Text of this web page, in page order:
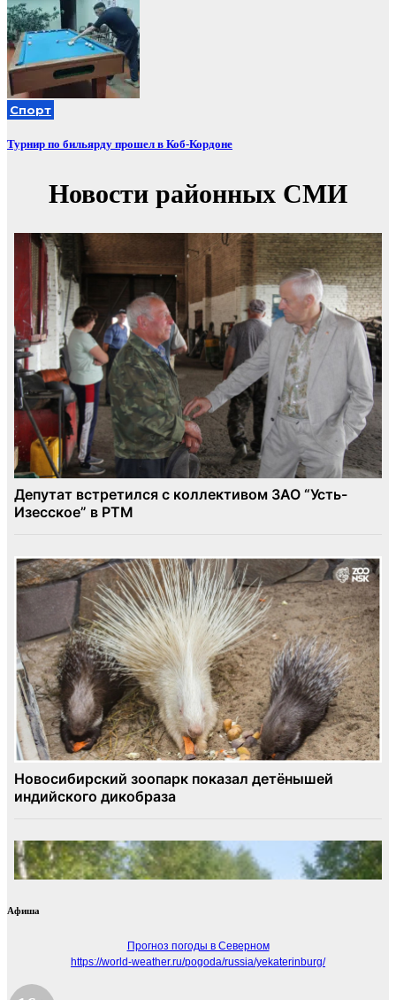
Спорт
Турнир по бильярду прошел в Коб-Кордоне
Афиша
Прогноз погоды в Северном
https://world-weather.ru/pogoda/russia/yekaterinburg/